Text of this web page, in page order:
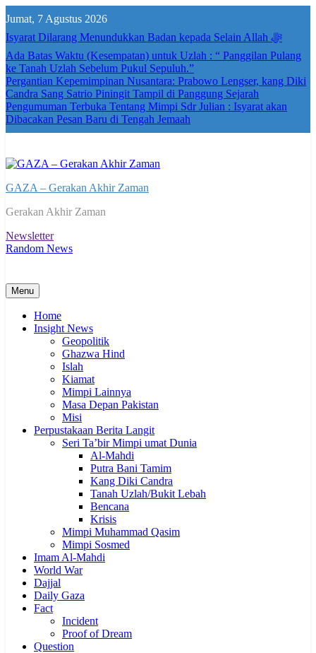
to
content
Jumat, 7 Agustus 2026
Isyarat Dilarang Menundukkan Badan kepada Selain Allah ﷻ
Ada Batas Waktu (Kesempatan) untuk Uzlah : “ Panggilan Pulang
ke Tanah Uzlah Sebelum Pukul Sepuluh.”
Pergantian Kepemimpinan Nusantara: Prabowo Lengser, kang Diki
Candra Sang Satrio Piningit Tampil di Panggung Sejarah
Pengumuman Terbuka Tentang Mimpi Sdr Julian : Isyarat akan
Dibacakan Pesan Baru di Tengah Jemaah
GAZA – Gerakan Akhir Zaman
Gerakan Akhir Zaman
Newsletter
Random News
Menu
Home
Insight News
Geopolitik
Ghazwa Hind
Islah
Kiamat
Mimpi Lainnya
Masa Depan Pakistan
Misi
Perpustakaan Berita Langit
Seri Ta’bir Mimpi umat Dunia
Al-Mahdi
Putra Bani Tamim
Kang Diki Candra
Tanah Uzlah/Bukit Lebah
Bencana
Krisis
Mimpi Muhammad Qasim
Mimpi Sosmed
Imam Al-Mahdi
World War
Dajjal
Daily Gaza
Fact
Incident
Proof of Dream
Question